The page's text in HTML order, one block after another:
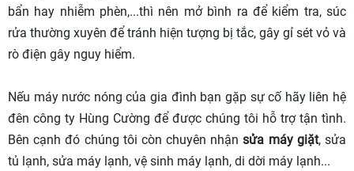
bẩn hay nhiễm phèn,...thì nên mở bình ra để kiểm tra, súc
rửa thường xuyên để tránh hiện tượng bị tắc, gây gỉ sét vỏ và
rò điện gây nguy hiểm.
Nếu máy nước nóng của gia đình bạn gặp sự cố hãy liên hệ
đên công ty Hùng Cường để được chúng tôi hỗ trợ tận tình.
Bên cạnh đó chúng tôi còn chuyên nhậnsửa máy giặt, sửa
tủ lạnh, sửa máy lạnh, vệ sinh máy lạnh, di dời máy lạnh...